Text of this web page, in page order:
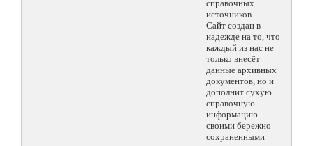
справочных
источников.
Сайт создан в
надежде на то, что
каждый из нас не
только внесёт
данные архивных
документов, но и
дополнит сухую
справочную
информацию
своими бережно
сохраненными